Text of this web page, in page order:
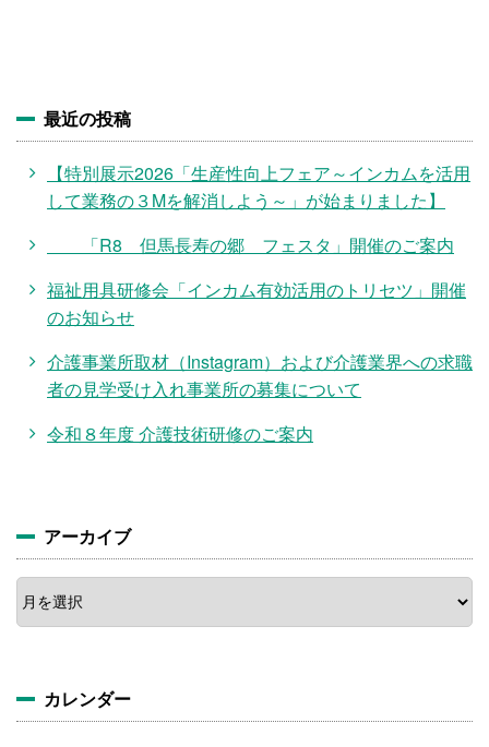
最近の投稿
【特別展示2026「生産性向上フェア～インカムを活用
して業務の３Mを解消しよう～」が始まりました】
「R8 但馬長寿の郷 フェスタ」開催のご案内
福祉用具研修会「インカム有効活用のトリセツ」開催
のお知らせ
介護事業所取材（Instagram）および介護業界への求職
者の見学受け入れ事業所の募集について
令和８年度 介護技術研修のご案内
アーカイブ
ア
ー
カ
カレンダー